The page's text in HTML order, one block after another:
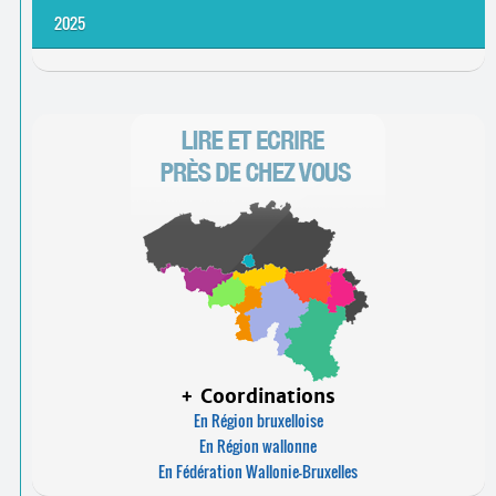
Comprendre et parler
Revue de presse 2024
2025
Revue de presse 2025
+ Coordinations
En Région bruxelloise
En Région wallonne
En Fédération Wallonie-Bruxelles